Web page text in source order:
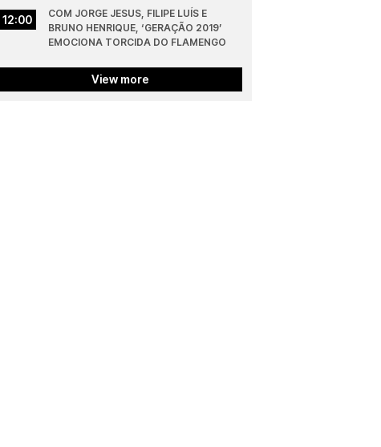
12:00
COM JORGE JESUS, FILIPE LUÍS E
BRUNO HENRIQUE, ‘GERAÇÃO 2019’
EMOCIONA TORCIDA DO FLAMENGO
View more